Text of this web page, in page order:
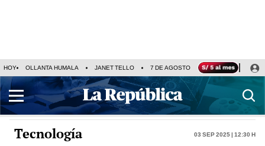
HOY OLLANTA HUMALA JANET TELLO 7 DE AGOSTO TINKA RESULTADOS
Tecnología 03 Sep 2025 | 12:30 h